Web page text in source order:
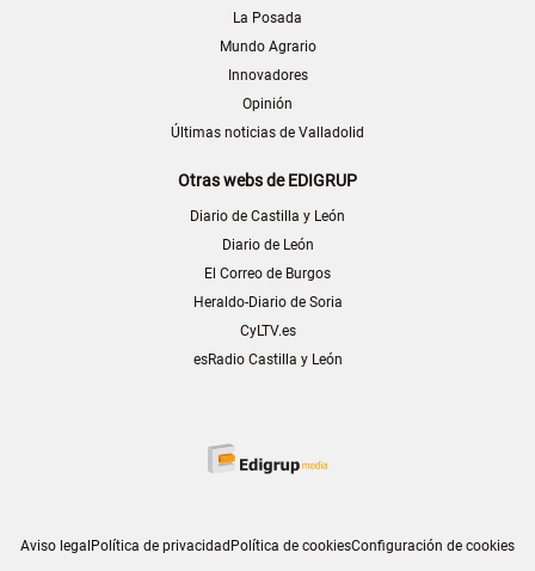
La Posada
Mundo Agrario
Innovadores
Opinión
Últimas noticias de Valladolid
Otras webs de EDIGRUP
Diario de Castilla y León
Diario de León
El Correo de Burgos
Heraldo-Diario de Soria
CyLTV.es
esRadio Castilla y León
Aviso legalPolítica de privacidadPolítica de cookiesConfiguración de cookies